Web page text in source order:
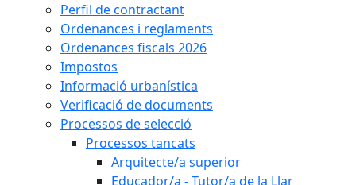
Perfil de contractant
Ordenances i reglaments
Ordenances fiscals 2026
Impostos
Informació urbanística
Verificació de documents
Processos de selecció
Processos tancats
Arquitecte/a superior
Educador/a - Tutor/a de la Llar